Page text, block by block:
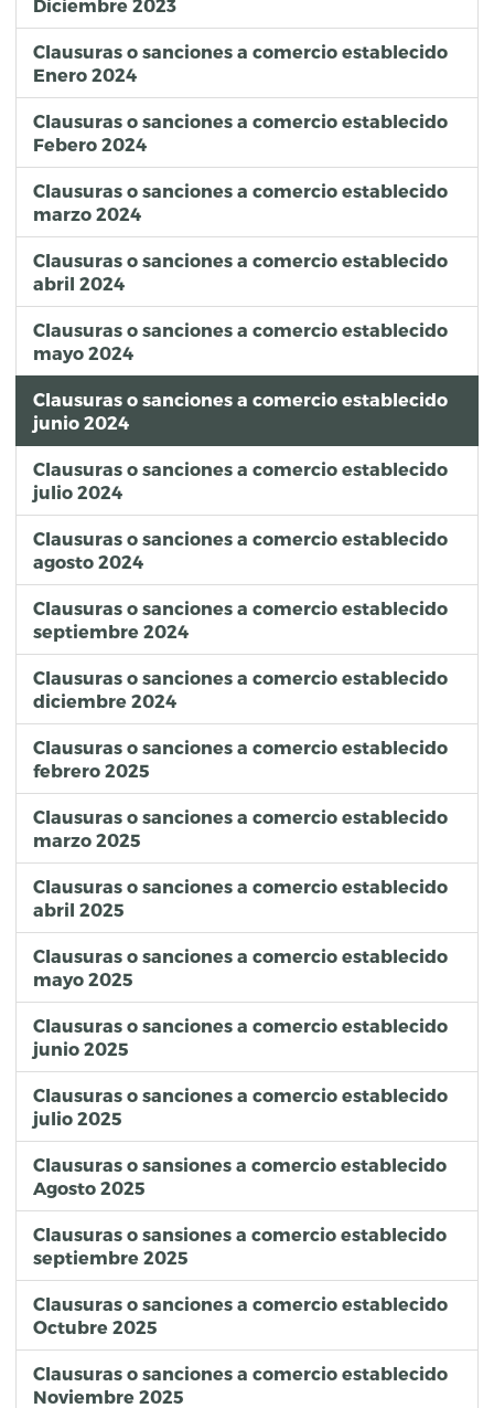
Diciembre 2023
Clausuras o sanciones a comercio establecido
Enero 2024
Clausuras o sanciones a comercio establecido
Febero 2024
Clausuras o sanciones a comercio establecido
marzo 2024
Clausuras o sanciones a comercio establecido
abril 2024
Clausuras o sanciones a comercio establecido
mayo 2024
Clausuras o sanciones a comercio establecido
junio 2024
Clausuras o sanciones a comercio establecido
julio 2024
Clausuras o sanciones a comercio establecido
agosto 2024
Clausuras o sanciones a comercio establecido
septiembre 2024
Clausuras o sanciones a comercio establecido
diciembre 2024
Clausuras o sanciones a comercio establecido
febrero 2025
Clausuras o sanciones a comercio establecido
marzo 2025
Clausuras o sanciones a comercio establecido
abril 2025
Clausuras o sanciones a comercio establecido
mayo 2025
Clausuras o sanciones a comercio establecido
junio 2025
Clausuras o sanciones a comercio establecido
julio 2025
Clausuras o sansiones a comercio establecido
Agosto 2025
Clausuras o sansiones a comercio establecido
septiembre 2025
Clausuras o sanciones a comercio establecido
Octubre 2025
Clausuras o sanciones a comercio establecido
Noviembre 2025